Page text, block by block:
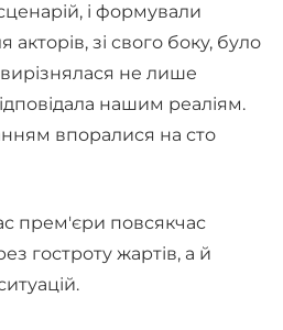
і формували
акторів, зі свого боку, було
не лише
нашим реаліям.
впоралися на сто
прем'єри повсякчас
гостроту жартів, а й